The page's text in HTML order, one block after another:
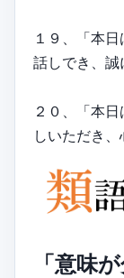
１９、「本日
話しでき、誠
２０、「本日
しいただき、
「意味